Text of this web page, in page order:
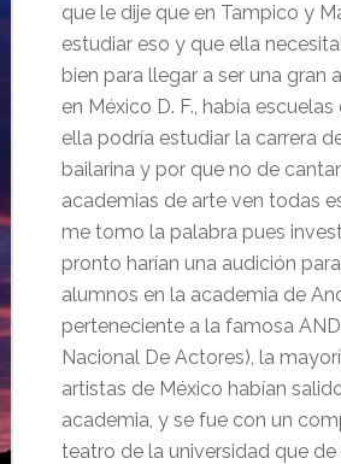
que le dije que en Tampico y
estudiar eso y que ella
bien para llegar a ser una gran
en México D. F., había
ella podría estudiar la carrera
bailarina y por que no de
academias de arte ven todas
me tomo la palabra pues
pronto harían una audición
alumnos en la academia de
perteneciente a la famosa
Nacional De Actores), la
artistas de México habían
academia, y se fue con un
teatro de la universidad que